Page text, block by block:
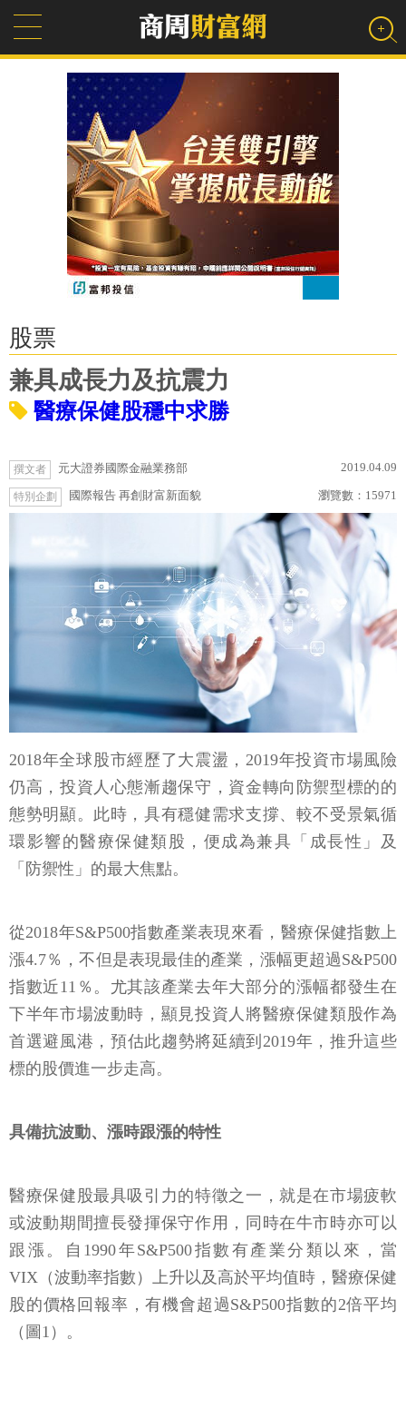
股票
兼具成長力及抗震力
醫療保健股穩中求勝
撰文者 元大證券國際金融業務部 2019.04.09
特別企劃 國際報告 再創財富新面貌 瀏覽數： 15971
2018年全球股市經歷了大震盪，2019年投資市場風險
仍高，投資人心態漸趨保守，資金轉向防禦型標的的
態勢明顯。此時，具有穩健需求支撐、較不受景氣循
環影響的醫療保健類股，便成為兼具「成長性」及
「防禦性」的最大焦點。
從2018年S&P500指數產業表現來看，醫療保健指數上
漲4.7％，不但是表現最佳的產業，漲幅更超過S&P500
指數近11％。尤其該產業去年大部分的漲幅都發生在
下半年市場波動時，顯見投資人將醫療保健類股作為
首選避風港，預估此趨勢將延續到2019年，推升這些
標的股價進一步走高。
具備抗波動、漲時跟漲的特性
醫療保健股最具吸引力的特徵之一，就是在市場疲軟
或波動期間擅長發揮保守作用，同時在牛市時亦可以
跟漲。自1990年S&P500指數有產業分類以來，當
VIX（波動率指數）上升以及高於平均值時，醫療保健
股的價格回報率，有機會超過S&P500指數的2倍平均
（圖1）。